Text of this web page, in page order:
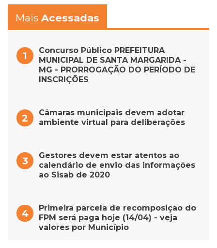
Mais Acessadas
Concurso Público PREFEITURA
MUNICIPAL DE SANTA MARGARIDA -
MG - PRORROGAÇÃO DO PERÍODO DE
INSCRIÇÕES
Câmaras municipais devem adotar
ambiente virtual para deliberações
Gestores devem estar atentos ao
calendário de envio das informações
ao Sisab de 2020
Primeira parcela de recomposição do
FPM será paga hoje (14/04) - veja
valores por Município